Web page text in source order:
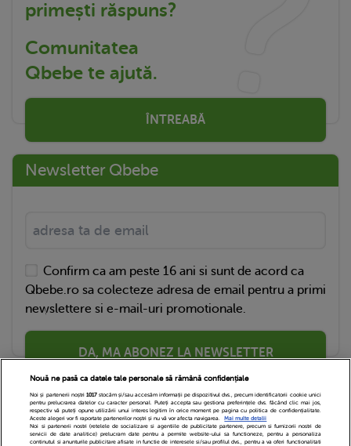
primești răspuns?
Comunitatea
Qbebe te ajută.
ÎNTREABĂ
Newsletter Qbebe
Confirm ca am peste 16 ani si sunt de acord ca
Qbebe.ro sa colecteze adresa de email pentru a primi
newslettere si e-mail-uri promotionale.
DA, MA ABONEZ LA NEWSLETTER
Nouă ne pasă ca datele tale personale să rămână confidențiale
Noi și partenerii noștri 1017stocăm și/sau accesăm informații pe dispozitivul dvs., precum identificatorii cookie unici
pentru prelucrarea datelor cu caracter personal. Puteți accepta sau gestiona preferințele dvs. făcând clic mai jos,
respectiv vă puteți opune utilizării unui interes legitim în orice moment pe pagina cu politica de confidențialitate.
Aceste alegeri vor fi raportate partenerilor noștri și nu vă vor afecta navigarea.
Mai multe detalii
Noi si partenerii nostri (retelele de socializare si agentiile de publicitate partenere, precum si furnizorii nostri de
servicii de date analitice) prelucram date pentru a permite website-ului sa functioneze, pentru a personaliza
continutul si anunturile publicitare afisate in functie de interesele si/sau profilul dvs., pentru a va oferi functionalitati